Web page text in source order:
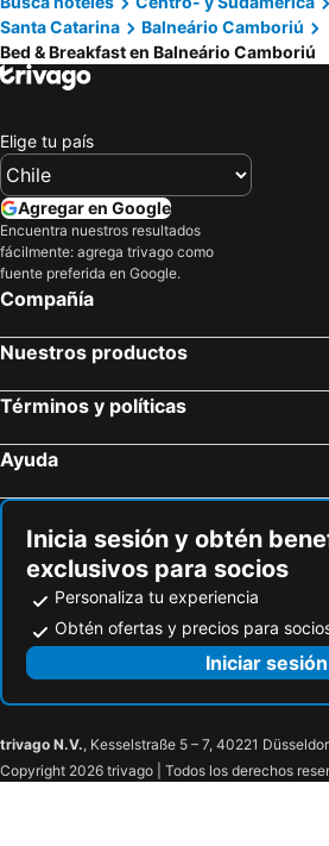
Santa Catarina
Balneário Camboriú
Bed & Breakfast en Balneário Camboriú
Elige tu país
Agregar en Google
Encuentra nuestros resultados
fácilmente: agrega trivago como
fuente preferida en Google.
Compañía
Nuestros productos
Términos y políticas
Ayuda
Inicia sesión y obtén
exclusivos para socios
Personaliza tu experiencia
Obtén ofertas y precios para
Iniciar sesión
trivago N.V., Kesselstraße 5 – 7, 40221
Copyright 2026 trivago | Todos los derechos